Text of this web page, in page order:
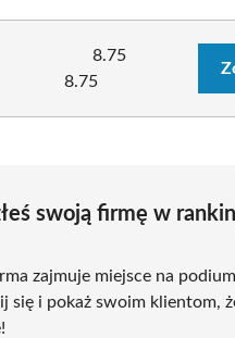
8.75
8.75
swoją firmę w
zajmuje miejsce na
się i pokaż swoim klientom,